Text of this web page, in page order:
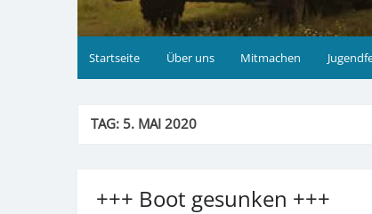
Startseite Über uns Mitmachen
TAG: 5. MAI 2020
+++ Boot gesunken +++